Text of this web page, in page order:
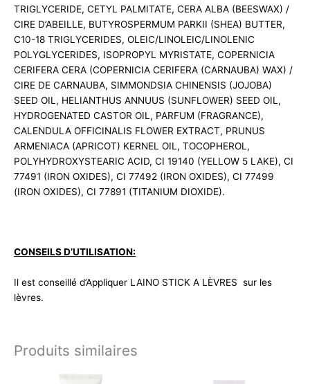
TRIGLYCERIDE, CETYL PALMITATE, CERA ALBA (BEESWAX) /
CIRE D’ABEILLE, BUTYROSPERMUM PARKII (SHEA) BUTTER,
C10-18 TRIGLYCERIDES, OLEIC/LINOLEIC/LINOLENIC
POLYGLYCERIDES, ISOPROPYL MYRISTATE, COPERNICIA
CERIFERA CERA (COPERNICIA CERIFERA (CARNAUBA) WAX) /
CIRE DE CARNAUBA, SIMMONDSIA CHINENSIS (JOJOBA)
SEED OIL, HELIANTHUS ANNUUS (SUNFLOWER) SEED OIL,
HYDROGENATED CASTOR OIL, PARFUM (FRAGRANCE),
CALENDULA OFFICINALIS FLOWER EXTRACT, PRUNUS
ARMENIACA (APRICOT) KERNEL OIL, TOCOPHEROL,
POLYHYDROXYSTEARIC ACID, CI 19140 (YELLOW 5 LAKE), CI
77491 (IRON OXIDES), CI 77492 (IRON OXIDES), CI 77499
(IRON OXIDES), CI 77891 (TITANIUM DIOXIDE).
CONSEILS D’UTILISATION:
Il est conseillé d’Appliquer LAINO STICK A LÈVRES sur les
lèvres.
Produits similaires